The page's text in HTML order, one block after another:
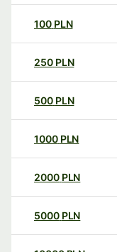
100 PLN
250 PLN
500 PLN
1000 PLN
2000 PLN
5000 PLN